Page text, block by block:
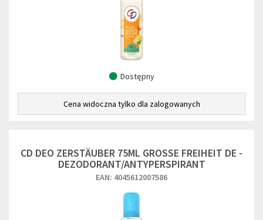
Dostępny
Cena widoczna tylko dla zalogowanych
CD DEO ZERSTÄUBER 75ML GROSSE FREIHEIT DE -
DEZODORANT/ANTYPERSPIRANT
EAN: 4045612007586